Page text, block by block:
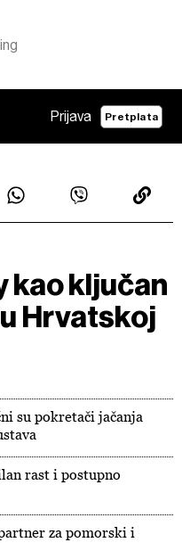
Prijava Pretplata
kao ključan
Hrvatskoj
su pokretači jačanja
rast i postupno
za pomorski i